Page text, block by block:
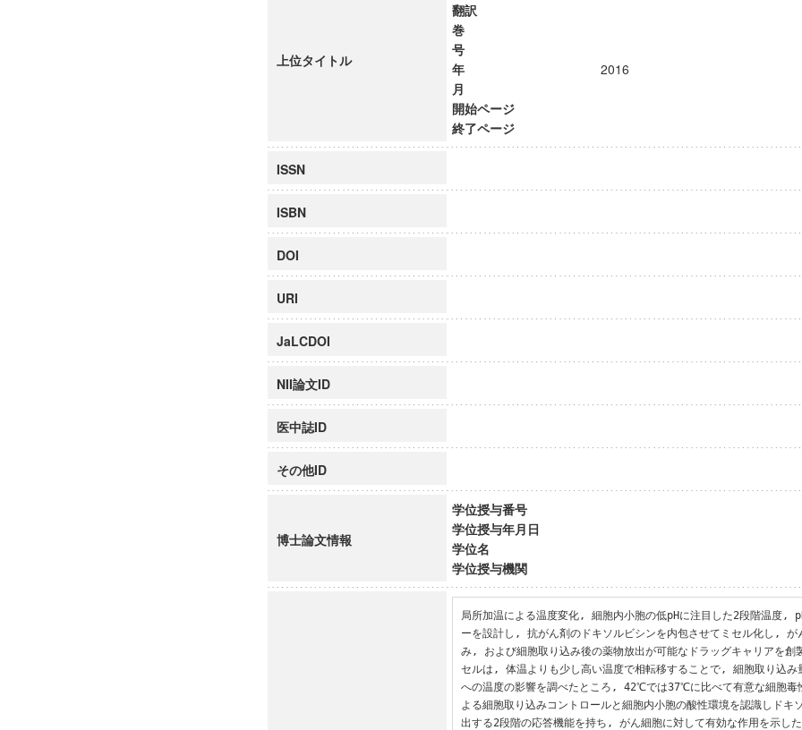
上位タイトル
翻訳
巻
号
年
2016
月
開始ページ
終了ページ
ISSN
ISBN
DOI
URI
JaLCDOI
NII論文ID
医中誌ID
その他ID
博士論文情報
学位授与番号
学位授与年月日
学位名
学位授与機関
局所加温による温度変化, 細胞内小胞の低pHに注目した2段階温度,
ーを設計し, 抗がん剤のドキソルビシンを内包させてミセル化し, が
み, および細胞取り込み後の薬物放出が可能なドラッグキャリアを創
セルは, 体温よりも少し高い温度で相転移することで, 細胞取り込み
への温度の影響を調べたところ, 42℃では37℃に比べて有意な細胞毒
よる細胞取り込みコントロールと細胞内小胞の酸性環境を認識しドキ
出する2段階の応答機能を持ち, がん細胞に対して有効な作用を示し